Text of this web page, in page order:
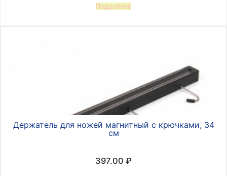
Подробнее
Держатель для ножей магнитный с крючками, 34
см
397.00 ₽